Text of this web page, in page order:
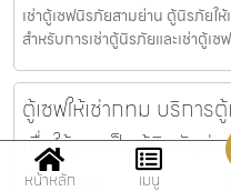
เช่าตู้เซฟนิรภัยสามย่าน ตู้นิรภัยให้
สำหรับการเช่าตู้นิรภัยและเช่าตู้เซ
ตู้เซฟให้เช่ากทม บริการ
เพื่อใช้งานเป็นตู้นิรภัยส่
เซฟ.com
หน้าหลัก เมนู